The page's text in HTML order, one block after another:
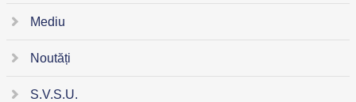
Mediu
Noutăți
S.V.S.U.